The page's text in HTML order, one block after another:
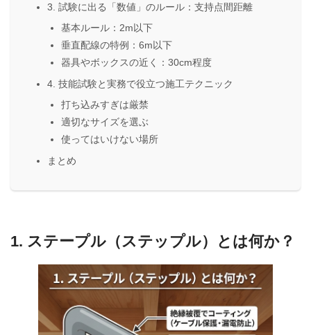
3. 試験に出る「数値」のルール：支持点間距離
基本ルール：2m以下
垂直配線の特例：6m以下
器具やボックスの近く：30cm程度
4. 技能試験と実務で役立つ施工テクニック
打ち込みすぎは厳禁
適切なサイズを選ぶ
使ってはいけない場所
まとめ
1. ステープル（ステップル）とは何か？